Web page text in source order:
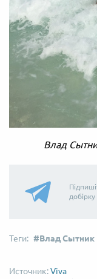
Влад
Влад Сытник
Viva